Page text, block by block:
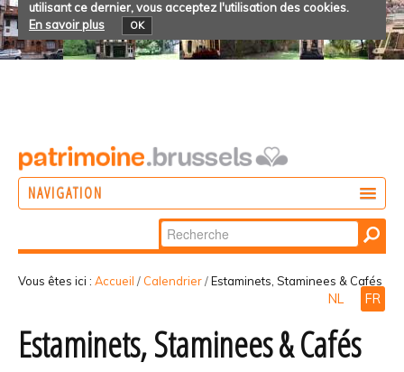
utilisant ce dernier, vous acceptez l'utilisation des cookies.
En savoir plus
OK
NAVIGATION
Chercher par
Recherche
avancée…
Vous êtes ici : Accueil / Calendrier/Estaminets, Staminees & Cafés
NL FR
Estaminets, Staminees & Cafés